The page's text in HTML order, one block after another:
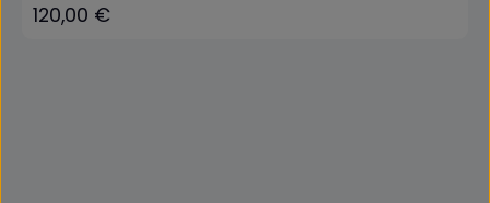
Regulärer Preis:
120,00 €